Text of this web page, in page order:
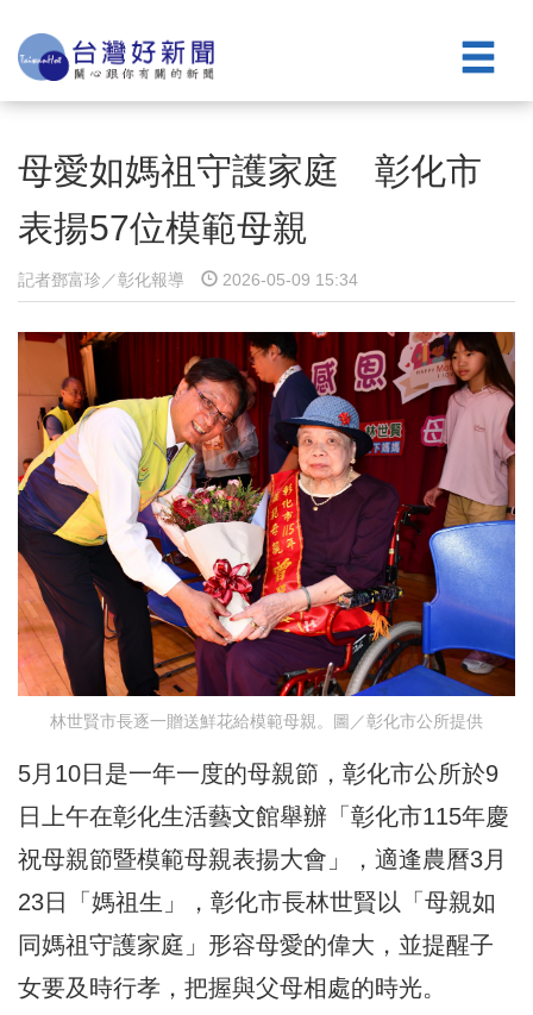
母愛如媽祖守護家庭 彰化市
表揚57位模範母親
記者鄧富珍／彰化報導 2026-05-09 15:34
林世賢市長逐一贈送鮮花給模範母親。圖／彰化市公所提供
5月10日是一年一度的母親節，彰化市公所於9
日上午在彰化生活藝文館舉辦「彰化市115年慶
祝母親節暨模範母親表揚大會」，適逢農曆3月
23日「媽祖生」，彰化市長林世賢以「母親如
同媽祖守護家庭」形容母愛的偉大，並提醒子
女要及時行孝，把握與父母相處的時光。